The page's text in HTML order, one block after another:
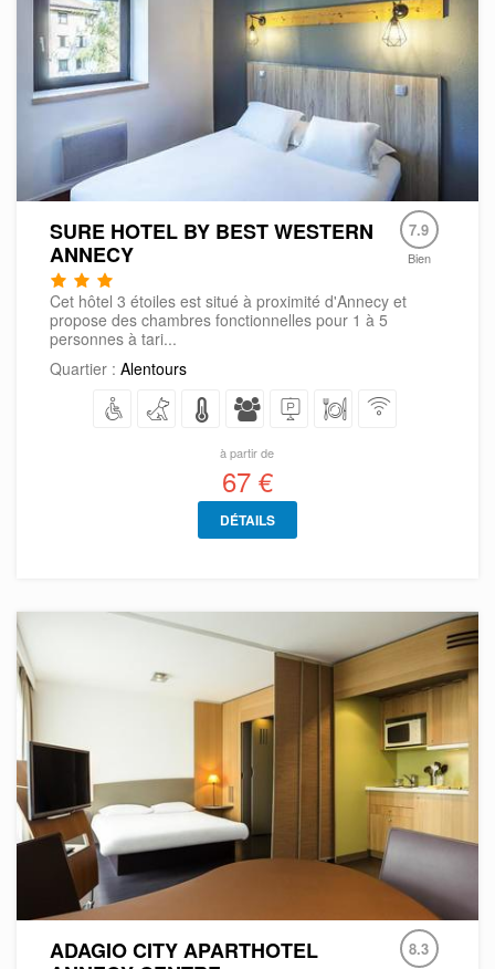
SURE HOTEL BY BEST WESTERN
ANNECY
7.9
Bien
Cet hôtel 3 étoiles est situé à proximité d'Annecy et
propose des chambres fonctionnelles pour 1 à 5
personnes à tari...
Quartier : Alentours
à partir de
67 €
DÉTAILS
ADAGIO CITY APARTHOTEL
8.3